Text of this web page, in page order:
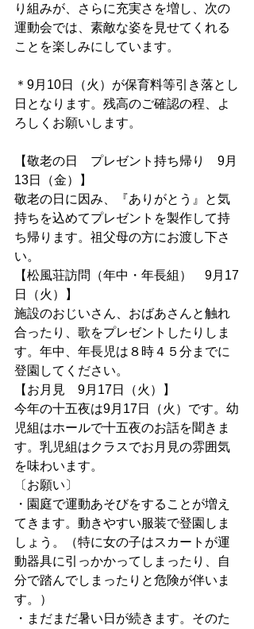
り組みが、さらに充実さを増し、次の
運動会では、素敵な姿を見せてくれる
ことを楽しみにしています。
＊9月10日（火）が保育料等引き落とし
日となります。残高のご確認の程、よ
ろしくお願いします。
【敬老の日　プレゼント持ち帰り　9月
13日（金）】
敬老の日に因み、『ありがとう』と気
持ちを込めてプレゼントを製作して持
ち帰ります。祖父母の方にお渡し下さ
い。
【松風荘訪問（年中・年長組）　9月17
日（火）】
施設のおじいさん、おばあさんと触れ
合ったり、歌をプレゼントしたりしま
す。年中、年長児は８時４５分までに
登園してください。
【お月見　9月17日（火）】
今年の十五夜は9月17日（火）です。幼
児組はホールで十五夜のお話を聞きま
す。乳児組はクラスでお月見の雰囲気
を味わいます。
〔お願い〕
・園庭で運動あそびをすることが増え
てきます。動きやすい服装で登園しま
しょう。（特に女の子はスカートが運
動器具に引っかかってしまったり、自
分で踏んでしまったりと危険が伴いま
す。）
・まだまだ暑い日が続きます。そのた